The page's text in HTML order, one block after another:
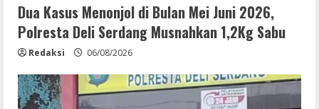
Dua Kasus Menonjol di Bulan Mei Juni 2026,
Polresta Deli Serdang Musnahkan 1,2Kg Sabu
Redaksi 06/08/2026